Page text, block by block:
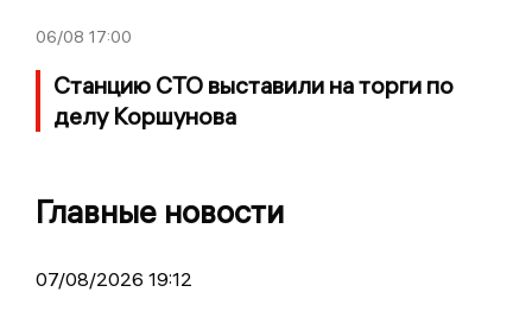
06/08 17:00
Станцию СТО выставили на торги по
делу Коршунова
Главные новости
07/08/2026 19:12